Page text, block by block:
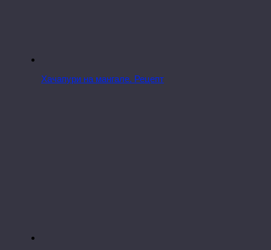
Хачапури на мангале. Рецепт